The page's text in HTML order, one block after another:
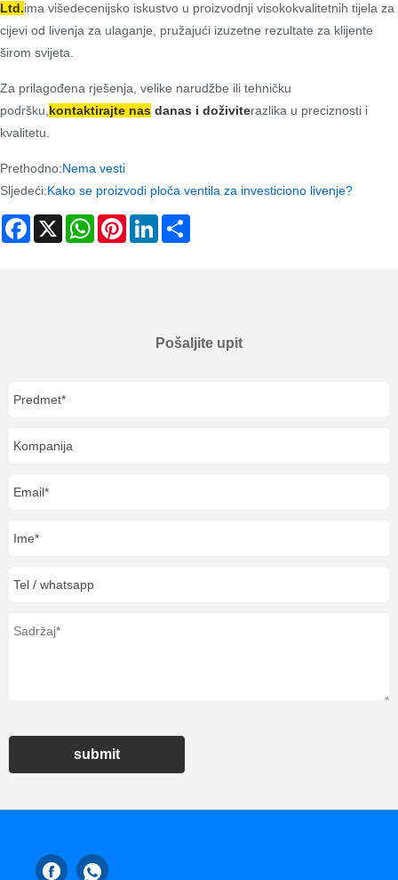
Ltd.ima višedecenijsko iskustvo u proizvodnji visokokvalitetnih tijela za
cijevi od livenja za ulaganje, pružajući izuzetne rezultate za klijente
širom svijeta.
Za prilagođena rješenja, velike narudžbe ili tehničku
podršku,kontaktirajte nas danas i doživiterazlika u preciznosti i
kvalitetu.
Prethodno:Nema vesti
Sljedeći:Kako se proizvodi ploča ventila za investiciono livenje?
Facebook
X WhatsAppPinterestLinkedIn
Pošaljite upit
submit